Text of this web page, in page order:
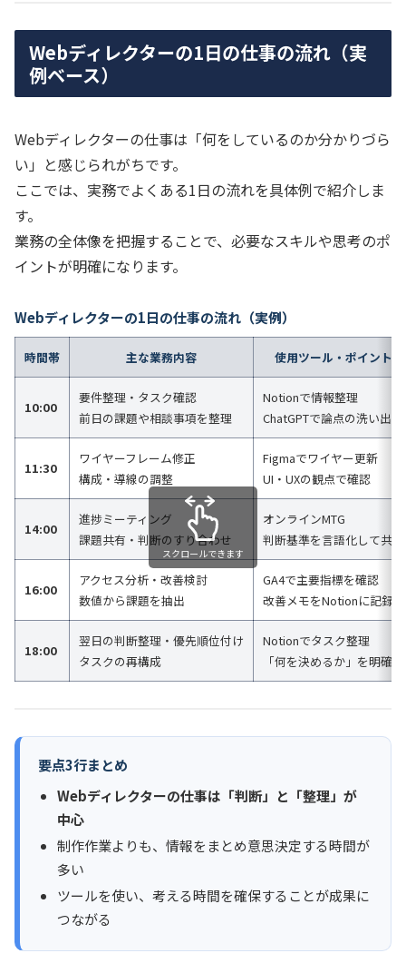
Webディレクターの1日の仕事の流れ（実
例ベース）
Webディレクターの仕事は「何をしているのか分かりづら
い」と感じられがちです。
ここでは、実務でよくある1日の流れを具体例で紹介しま
す。
業務の全体像を把握することで、必要なスキルや思考のポ
イントが明確になります。
Webディレクターの1日の仕事の流れ（実例）
時間帯 主な業務内容 使用ツール・ポイント
10:00
要件整理・タスク確認
前日の課題や相談事項を整理
Notionで情報整理
ChatGPTで論点の洗い出し
11:30
ワイヤーフレーム修正
構成・導線の調整
Figmaでワイヤー更新
UI・UXの観点で確認
14:00
進捗ミーティング
課題共有・判断のすり合わせ
オンラインMTG
判断基準を言語化して共有
16:00
アクセス分析・改善検討
数値から課題を抽出
GA4で主要指標を確認
改善メモをNotionに記録
18:00
翌日の判断整理・優先順位付け
タスクの再構成
Notionでタスク整理
「何を決めるか」を明確化
スクロールできます
要点3行まとめ
Webディレクターの仕事は「判断」と「整理」が
中心
制作作業よりも、情報をまとめ意思決定する時間が
多い
ツールを使い、考える時間を確保することが成果に
つながる